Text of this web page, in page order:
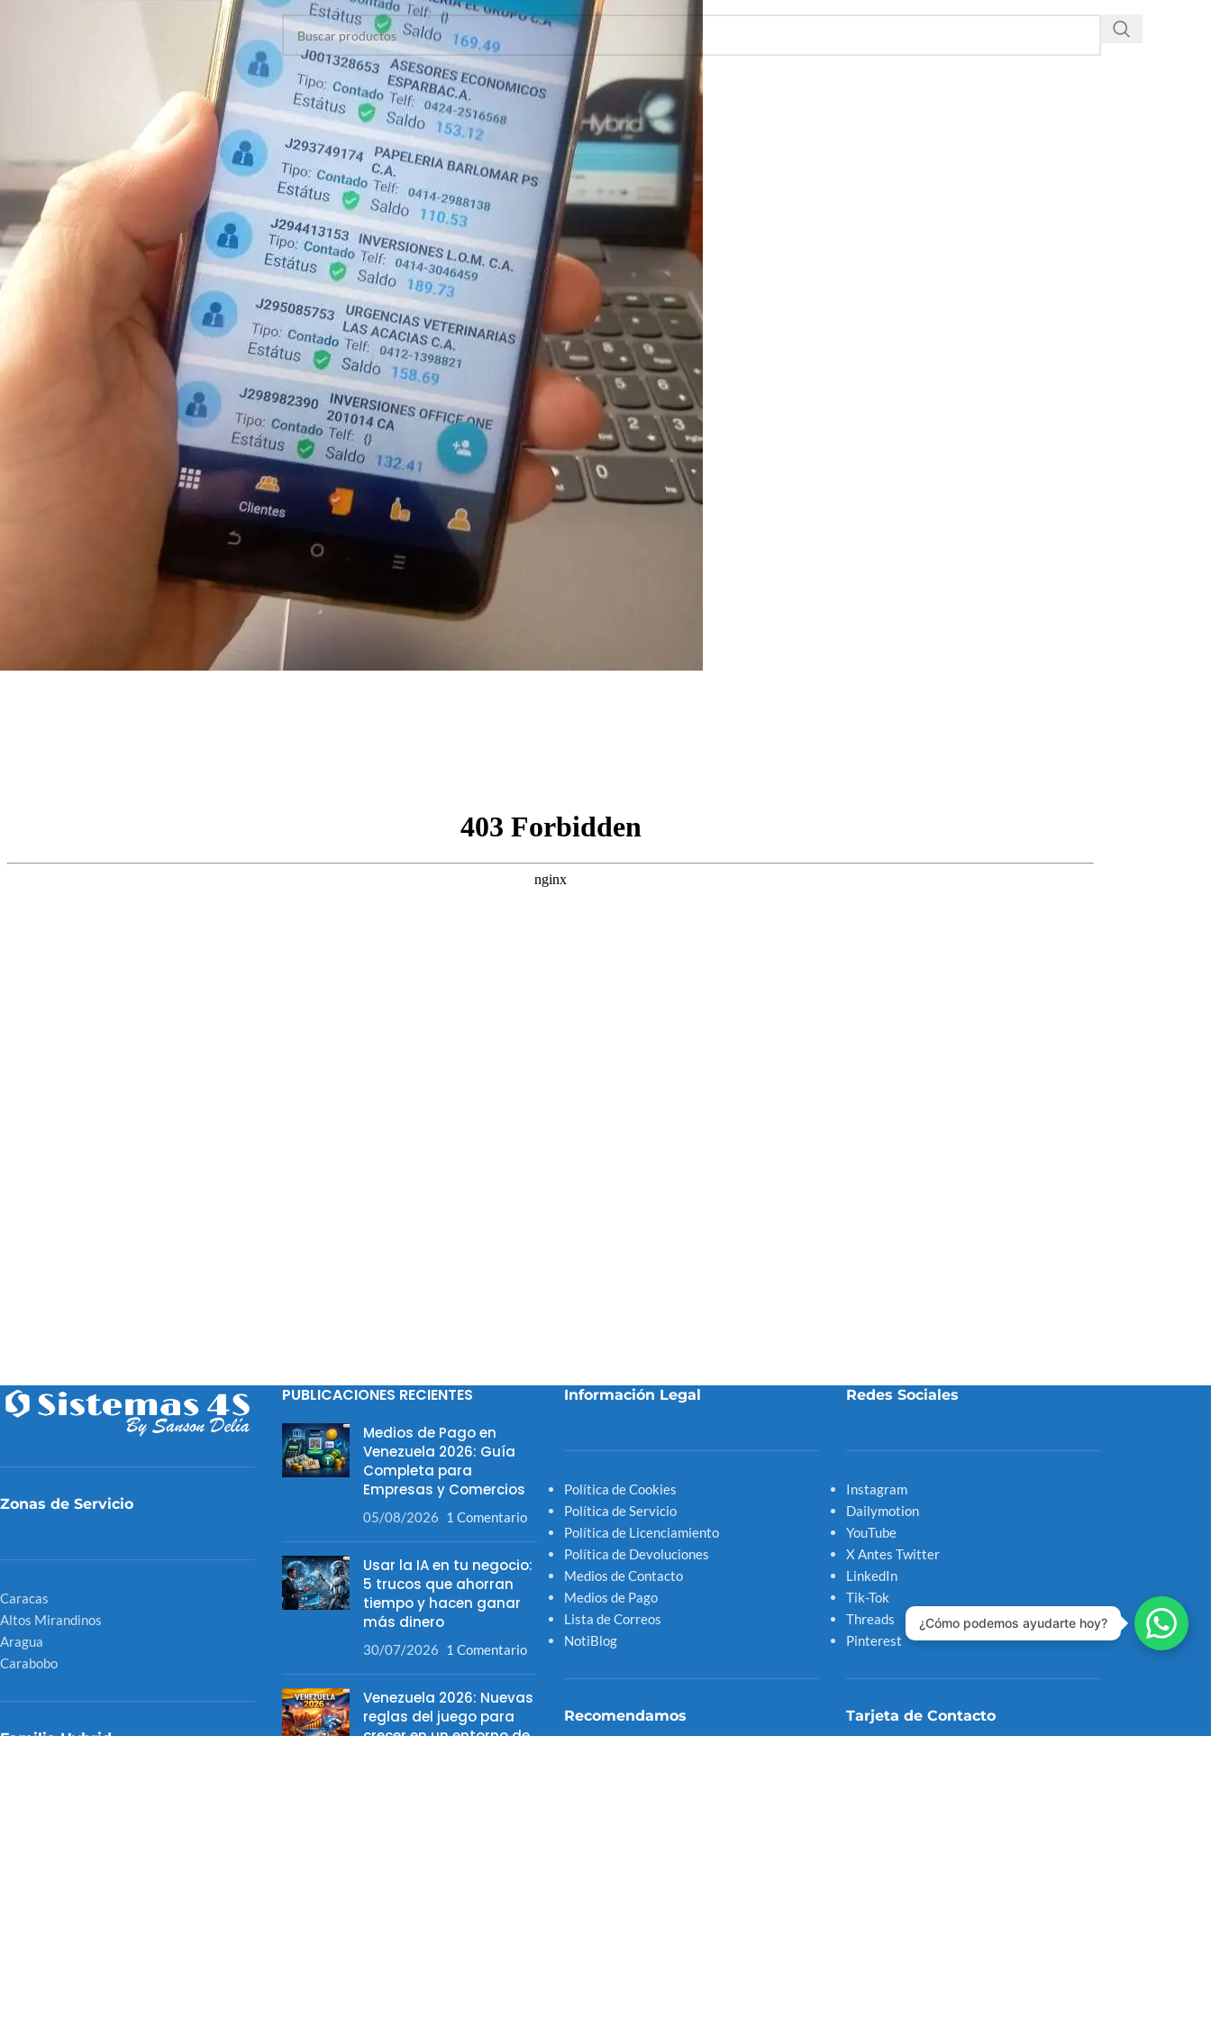
Cable UTP Categoria 6
CCA Interior Azul
Wireplus+ (Caja 100
Metros)
Iniciar sesión para ver precios
Impresora Etiquetas
Advanced Lp410 Directa
Iniciar sesión para ver precios
Hosting WordPress
Compartido Oro
Iniciar sesión para ver precios
No se encontraron productos que concuerden con la selección.
Zonas de Servicio
Caracas
Altos Mirandinos
Aragua
Carabobo
Familia Hybrid
PUBLICACIONES RECIENTES
Medios de Pago en
Venezuela 2026: Guía
Completa para
Empresas y Comercios
05/08/2026 1 Comentario
Usar la IA en tu negocio:
5 trucos que ahorran
tiempo y hacen ganar
más dinero
30/07/2026 1 Comentario
Venezuela 2026: Nuevas
reglas del juego para
crecer en un entorno de
Información Legal
Política de Cookies
Política de Servicio
Política de Licenciamiento
Política de Devoluciones
Medios de Contacto
Medios de Pago
Lista de Correos
NotiBlog
Recomendamos
Redes Sociales
Instagram
Dailymotion
YouTube
X Antes Twitter
LinkedIn
Tik-Tok
Threads
Pinterest
Tarjeta de Contacto
¿Cómo podemos ayudarte hoy?